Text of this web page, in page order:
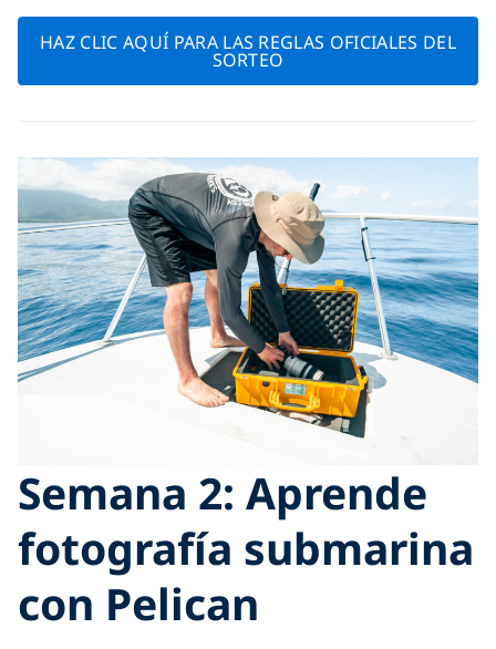
HAZ CLIC AQUÍ PARA LAS REGLAS OFICIALES DEL
SORTEO
Semana 2: Aprende
fotografía submarina
con Pelican